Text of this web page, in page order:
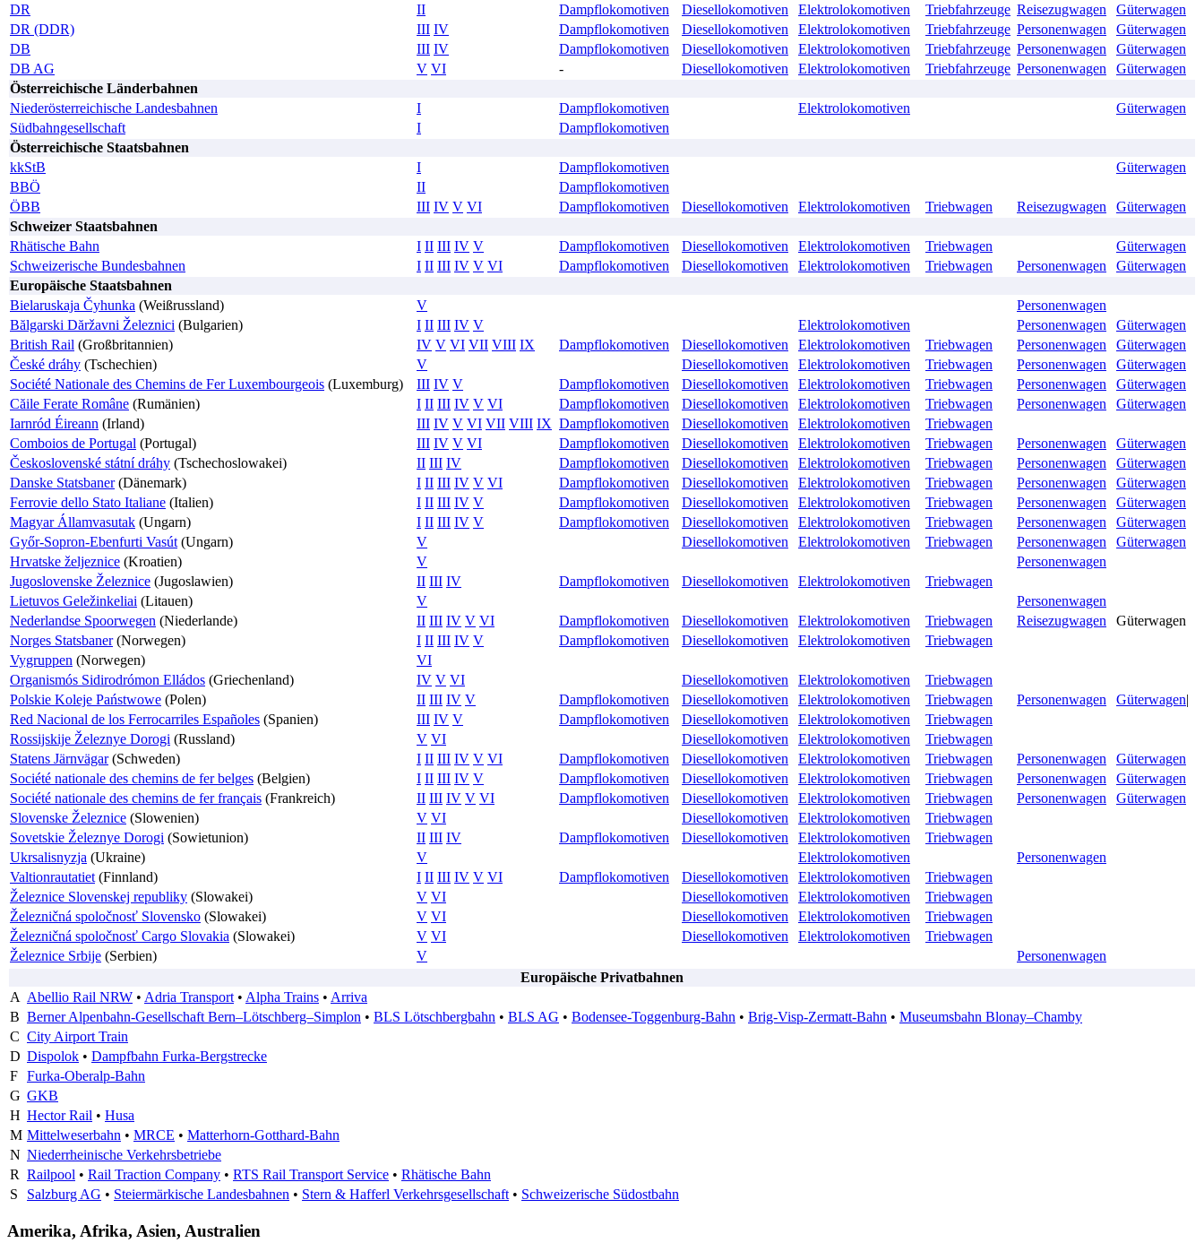
DR
II Dampflokomotiven Diesellokomotiven Elektrolokomotiven Triebfahrzeuge Reisezugwagen
Güterwagen
DR (DDR)
III IV Dampflokomotiven Diesellokomotiven Elektrolokomotiven Triebfahrzeuge Personenwagen
Güterwagen
DB
III IV Dampflokomotiven Diesellokomotiven Elektrolokomotiven Triebfahrzeuge Personenwagen
Güterwagen
DB AG
V VI - Diesellokomotiven Elektrolokomotiven Triebfahrzeuge Personenwagen
Güterwagen
Österreichische Länderbahnen
Niederösterreichische Landesbahnen
I Dampflokomotiven Elektrolokomotiven
Güterwagen
Südbahngesellschaft
I
Dampflokomotiven
Österreichische Staatsbahnen
kkStB
I Dampflokomotiven
Güterwagen
BBÖ
II
Dampflokomotiven
ÖBB
III IV V VI Dampflokomotiven Diesellokomotiven Elektrolokomotiven Triebwagen Reisezugwagen
Güterwagen
Schweizer Staatsbahnen
Rhätische Bahn
I II III IV V Dampflokomotiven Diesellokomotiven Elektrolokomotiven Triebwagen
Güterwagen
Schweizerische Bundesbahnen
I II III IV V VI Dampflokomotiven Diesellokomotiven Elektrolokomotiven Triebwagen Personenwagen
Güterwagen
Europäische Staatsbahnen
Bielaruskaja Čyhunka (Weißrussland) V
Personenwagen
Bălgarski Dăržavni Železnici (Bulgarien) I II III IV V Elektrolokomotiven Personenwagen
Güterwagen
British Rail (Großbritannien) IV V VI VII VIII IX Dampflokomotiven Diesellokomotiven Elektrolokomotiven Triebwagen Personenwagen
Güterwagen
České dráhy (Tschechien) V Diesellokomotiven Elektrolokomotiven Triebwagen Personenwagen
Güterwagen
Société Nationale des Chemins de Fer Luxembourgeois (Luxemburg) III IV V Dampflokomotiven Diesellokomotiven Elektrolokomotiven Triebwagen Personenwagen
Güterwagen
Căile Ferate Române (Rumänien) I II III IV V VI Dampflokomotiven Diesellokomotiven Elektrolokomotiven Triebwagen Personenwagen
Güterwagen
Iarnród Éireann (Irland) III IV V VI VII VIII IX Dampflokomotiven Diesellokomotiven Elektrolokomotiven
Triebwagen
Comboios de Portugal (Portugal) III IV V VI Dampflokomotiven Diesellokomotiven Elektrolokomotiven Triebwagen Personenwagen
Güterwagen
Československé státní dráhy (Tschechoslowakei) II III IV Dampflokomotiven Diesellokomotiven Elektrolokomotiven Triebwagen Personenwagen
Güterwagen
Danske Statsbaner(Dänemark) I II III IV V VI Dampflokomotiven Diesellokomotiven Elektrolokomotiven Triebwagen Personenwagen
Güterwagen
Ferrovie dello Stato Italiane (Italien) I II III IV V Dampflokomotiven Diesellokomotiven Elektrolokomotiven Triebwagen Personenwagen
Güterwagen
Magyar Államvasutak (Ungarn) I II III IV V Dampflokomotiven Diesellokomotiven Elektrolokomotiven Triebwagen Personenwagen
Güterwagen
Győr-Sopron-Ebenfurti Vasút (Ungarn) V Diesellokomotiven Elektrolokomotiven Triebwagen Personenwagen
Güterwagen
Hrvatske željeznice (Kroatien) V
Personenwagen
Jugoslovenske Železnice (Jugoslawien) II III IV Dampflokomotiven Diesellokomotiven Elektrolokomotiven
Triebwagen
Lietuvos Geležinkeliai (Litauen) V
Personenwagen
Nederlandse Spoorwegen (Niederlande) II III IV V VI Dampflokomotiven Diesellokomotiven Elektrolokomotiven Triebwagen Reisezugwagen
Güterwagen
Norges Statsbaner(Norwegen) I II III IV V Dampflokomotiven Diesellokomotiven Elektrolokomotiven
Triebwagen
Vygruppen (Norwegen)
VI
Organismós Sidirodrómon Elládos (Griechenland) IV V VI Diesellokomotiven Elektrolokomotiven
Triebwagen
Polskie Koleje Państwowe (Polen) II III IV V Dampflokomotiven Diesellokomotiven Elektrolokomotiven Triebwagen Personenwagen Güterwagen|
Red Nacional de los Ferrocarriles Españoles (Spanien) III IV V Dampflokomotiven Diesellokomotiven Elektrolokomotiven
Triebwagen
Rossijskije Železnye Dorogi (Russland) V VI Diesellokomotiven Elektrolokomotiven
Triebwagen
Statens Järnvägar(Schweden) I II III IV V VI Dampflokomotiven Diesellokomotiven Elektrolokomotiven Triebwagen Personenwagen
Güterwagen
Société nationale des chemins de fer belges (Belgien) I II III IV V Dampflokomotiven Diesellokomotiven Elektrolokomotiven Triebwagen Personenwagen
Güterwagen
Société nationale des chemins de fer français (Frankreich) II III IV V VI Dampflokomotiven Diesellokomotiven Elektrolokomotiven Triebwagen Personenwagen
Güterwagen
Slovenske Železnice (Slowenien) V VI Diesellokomotiven Elektrolokomotiven
Triebwagen
Sovetskie Železnye Dorogi (Sowietunion) II III IV Dampflokomotiven Diesellokomotiven Elektrolokomotiven
Triebwagen
Ukrsalisnyzja (Ukraine) V Elektrolokomotiven
Personenwagen
Valtionrautatiet (Finnland) I II III IV V VI Dampflokomotiven Diesellokomotiven Elektrolokomotiven
Triebwagen
Železnice Slovenskej republiky (Slowakei) V VI Diesellokomotiven Elektrolokomotiven
Triebwagen
Železničná spoločnosť Slovensko (Slowakei) V VI Diesellokomotiven Elektrolokomotiven
Triebwagen
Železničná spoločnosť Cargo Slovakia (Slowakei) V VI Diesellokomotiven Elektrolokomotiven
Triebwagen
Železnice Srbije (Serbien) V
Personenwagen
Europäische Privatbahnen
A Abellio Rail NRW • Adria Transport • Alpha Trains • Arriva
B Berner Alpenbahn-Gesellschaft Bern–Lötschberg–Simplon • BLS Lötschbergbahn • BLS AG • Bodensee-Toggenburg-Bahn • Brig-Visp-Zermatt-Bahn • Museumsbahn Blonay–Chamby
C City Airport Train
D Dispolok • Dampfbahn Furka-Bergstrecke
F Furka-Oberalp-Bahn
G GKB
H Hector Rail • Husa
M Mittelweserbahn • MRCE • Matterhorn-Gotthard-Bahn
N Niederrheinische Verkehrsbetriebe
R Railpool • Rail Traction Company • RTS Rail Transport Service • Rhätische Bahn
S
Salzburg AG • Steiermärkische Landesbahnen • Stern & Hafferl Verkehrsgesellschaft • Schweizerische Südostbahn
Amerika, Afrika, Asien, Australien